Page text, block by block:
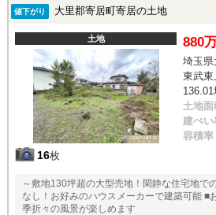
値下がり 大里郡寄居町寄居の土地
土地
16枚
880
埼玉
東武東
土地面
建ぺい
容積率
～敷地130坪超の大型売地！閑静な住宅地で
なし！お好みのハウスメーカーで建築可能 ■
季折々の風景が楽しめます